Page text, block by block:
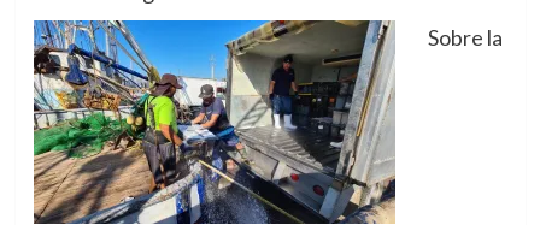
Sobre la